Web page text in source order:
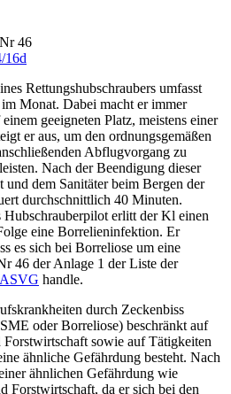
46
16d
Rettungshubschraubers umfasst
Monat. Dabei macht er immer
geeigneten Platz, meistens einer
er aus, um den ordnungsgemäßen
Abflugvorgang zu
Nach der Beendigung dieser
dem Sanitäter beim Bergen der
durchschnittlich 40 Minuten.
erlitt der Kl einen
eine Borrelieninfektion. Er
es sich bei Borreliose um eine
46 der Anlage 1 der Liste der
handle.
durch Zeckenbiss
oder Borreliose) beschränkt auf
sowie auf Tätigkeiten
ähnliche Gefährdung besteht. Nach
ähnlichen Gefährdung wie
Forstwirtschaft, da er sich bei den